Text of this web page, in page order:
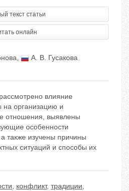
текст статьи
онлайн
,
А. В. Гусакова
влияние
на организацию и
отношения, выявлены
особенности
также изучены причины
ситуаций и способы их
, конфликт, традиции,